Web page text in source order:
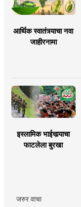
आर्थिक स्वातंत्र्याचा नवा
जाहीरनामा
इस्लामिक भाईचार्‍याचा
फाटलेला बुरखा
जरुर वाचा